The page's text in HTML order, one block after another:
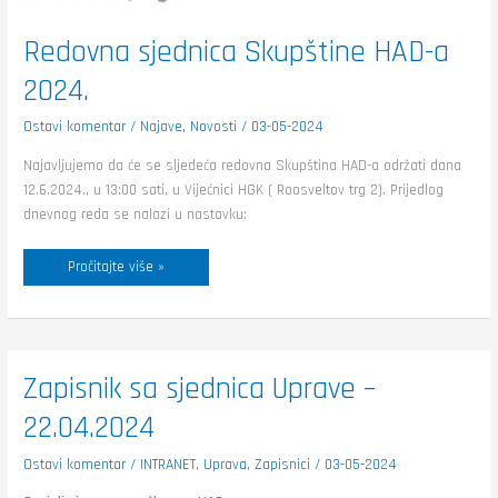
Redovna sjednica Skupštine HAD-a
2024.
Ostavi komentar / Najave, Novosti / 03-05-2024
Najavljujemo da će se sljedeća redovna Skupština HAD-a održati dana
12.6.2024., u 13:00 sati, u Vijećnici HGK ( Roosveltov trg 2). Prijedlog
dnevnog reda se nalazi u nastavku:
Pročitajte više »
Zapisnik sa sjednica Uprave –
22.04.2024
Ostavi komentar / INTRANET, Uprava,Zapisnici / 03-05-2024
Zapisnik
sa
sjednica
Uprave
–